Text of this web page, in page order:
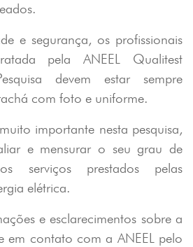
e segurança, os profissionais
pela ANEEL Qualitest
devem estar sempre
com foto e uniforme.
importante nesta pesquisa,
e mensurar o seu grau de
serviços prestados pelas
elétrica.
e esclarecimentos sobre a
em contato com a ANEEL pelo